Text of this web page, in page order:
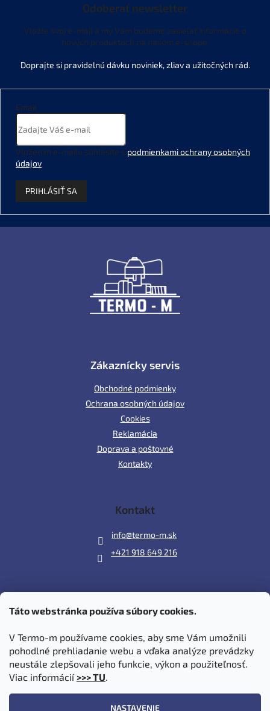
Táto webstránka používa súbory cookies.
V Termo-m používame cookies, aby sme Vám umožnili
pohodlné prehliadanie webu a vďaka analýze prevádzky
neustále zlepšovali jeho funkcie, výkon a použiteľnosť.
Viac informácií >>> TU.
NASTAVENIE
Odoberať newsletter
Vložte svoj e-mail a my Vám budeme zasielať informácie o
nových produktoch na našom e-shope.
Email
Vložením e-mailu súhlasíte s podmienkami ochrany osobných
údajov.
PRIHLÁSIŤ SA
Zákaznícky servis
Obchodné podmienky
Ochrana osobných údajov
Cookies
Reklamácia
Doprava a poštovné
Kontakty
Kontakt
info@termo-m.sk
+421 918 649 216
Prijímame online platby